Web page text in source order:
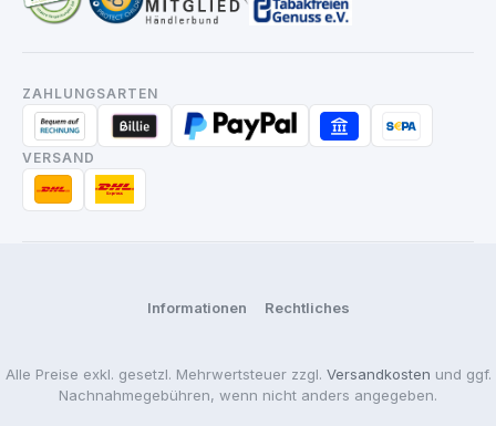
ZAHLUNGSARTEN
VERSAND
Informationen Rechtliches
Alle Preise exkl. gesetzl. Mehrwertsteuer zzgl. Versandkosten und ggf.
Nachnahmegebühren, wenn nicht anders angegeben.